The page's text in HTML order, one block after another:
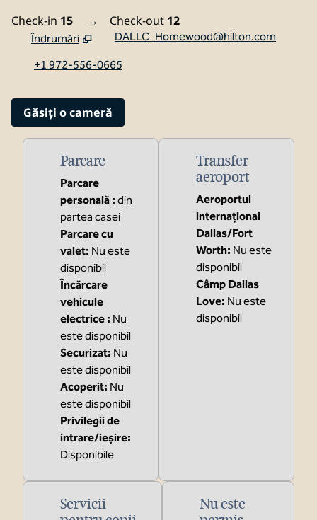
Check-in 15 → Check-out 12
Îndrumări
Deschide o filă nouă
DALLC_Homewood@hilton.com
+1 972-556-0665
Găsiți o cameră
Parcare
Parcare
personală : din
partea casei
Parcare cu
valet: Nu este
disponibil
Încărcare
vehicule
electrice : Nu
este disponibil
Securizat: Nu
este disponibil
Acoperit: Nu
este disponibil
Privilegii de
intrare/ieșire:
Disponibile
Transfer
aeroport
Aeroportul
internațional
Dallas/Fort
Worth: Nu este
disponibil
Câmp Dallas
Love: Nu este
disponibil
Servicii
Nu este